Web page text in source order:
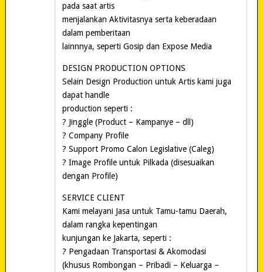
pada saat artis
menjalankan Aktivitasnya serta keberadaan
dalam pemberitaan
lainnnya, seperti Gosip dan Expose Media
DESIGN PRODUCTION OPTIONS
Selain Design Production untuk Artis kami juga
dapat handle
production seperti :
? Jinggle (Product – Kampanye – dll)
? Company Profile
? Support Promo Calon Legislative (Caleg)
? Image Profile untuk Pilkada (disesuaikan
dengan Profile)
SERVICE CLIENT
Kami melayani Jasa untuk Tamu-tamu Daerah,
dalam rangka kepentingan
kunjungan ke Jakarta, seperti :
? Pengadaan Transportasi & Akomodasi
(khusus Rombongan – Pribadi – Keluarga –